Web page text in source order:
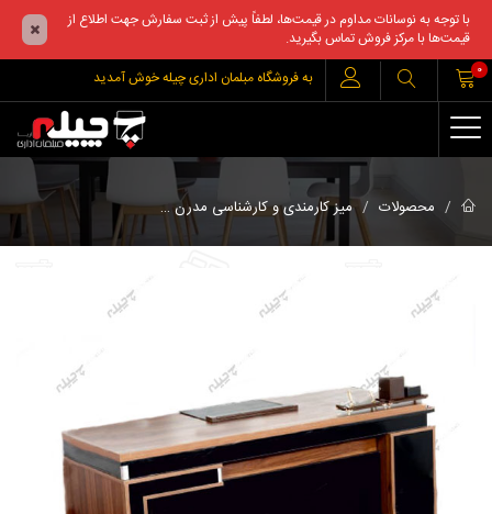
با توجه به نوسانات مداوم در قیمت‌ها، لطفاً پیش از ثبت سفارش جهت اطلاع از
قیمت‌ها با مرکز فروش تماس بگیرید.
به فروشگاه مبلمان اداری چیله خوش آمدید
0
محصولات میز کارمندی و کارشناسی مدرن میزکارشناسی آکا (